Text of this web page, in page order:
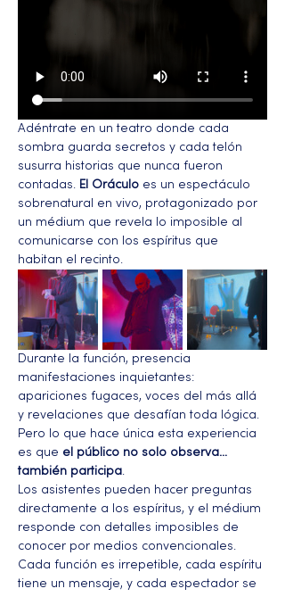
Adéntrate en un teatro donde cada
sombra guarda secretos y cada telón
susurra historias que nunca fueron
contadas.
El Oráculo es un espectáculo
sobrenatural en vivo, protagonizado por
un médium que revela lo imposible al
comunicarse con los espíritus que
habitan el recinto.
Durante la función, presencia
manifestaciones inquietantes:
apariciones fugaces, voces del más allá
y revelaciones que desafían toda lógica.
Pero lo que hace única esta experiencia
es que el público no solo observa…
también participa
Los asistentes pueden hacer preguntas
directamente a los espíritus, y el médium
responde con detalles imposibles de
conocer por medios convencionales.
Cada función es irrepetible, cada espíritu
tiene un mensaje, y cada espectador se